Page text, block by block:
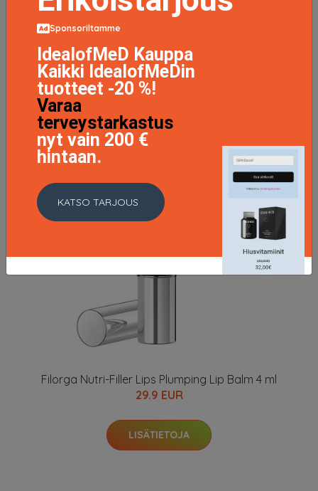
Filorga Nutri-Filler Lips Plumping Lip Balm 4 ml
29.9 EUR
LISÄTIETOJA
Sponsoriltamme
IdealofMeD Kauppa
Kaikki IdealofMeDin
tuotteet -20 %!
Varaa
terveystarkastus
nyt vain 200 €
hintaan.
KATSO TARJOUS